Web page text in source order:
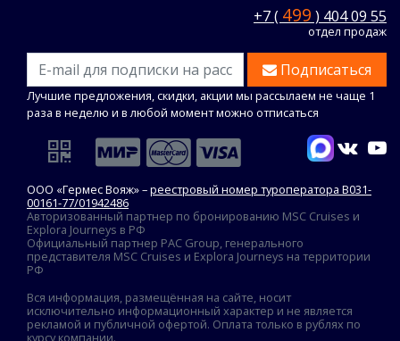
+7 ( 499 ) 404 09 55
отдел продаж
Подписаться
Лучшие предложения, скидки, акции мы рассылаем не чаще 1
раза в неделю и в любой момент можно отписаться
ООО «Гермес Вояж» –реестровый номер туроператора В031-
00161-77/01942486
Авторизованный партнер по бронированию MSC Cruises и
Explora Journeys в РФ
Официальный партнер PAC Group, генерального
представителя MSC Cruises и Explora Journeys на территории
РФ
Вся информация, размещённая на сайте, носит
исключительно информационный характер и не является
рекламой и публичной офертой. Оплата только в рублях по
курсу компании.